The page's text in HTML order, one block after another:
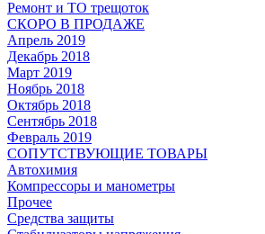
Ремонт и ТО трещоток
СКОРО В ПРОДАЖЕ
Апрель 2019
Декабрь 2018
Март 2019
Ноябрь 2018
Октябрь 2018
Сентябрь 2018
Февраль 2019
СОПУТСТВУЮЩИЕ ТОВАРЫ
Автохимия
Компрессоры и манометры
Прочее
Средства защиты